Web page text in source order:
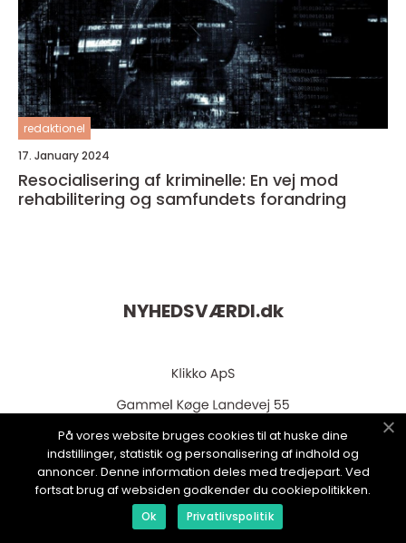
redaktionel
17. January 2024
Resocialisering af kriminelle: En vej mod
rehabilitering og samfundets forandring
NYHEDSVÆRDI.dk
web:www.klikko.dk
På vores website bruges cookies til at huske dine
indstillinger, statistik og personalisering af indhold og
annoncer. Denne information deles med tredjepart. Ved
fortsat brug af websiden godkender du cookiepolitikken.
Ok Privatlivspolitik